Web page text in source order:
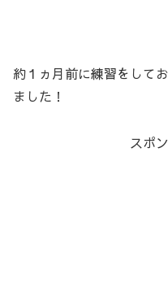
約１ヵ月前に練習をして
ました！
スポ